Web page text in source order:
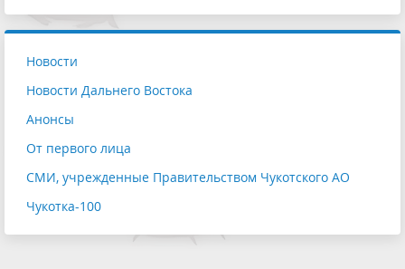
Новости
Новости Дальнего Востока
Анонсы
От первого лица
СМИ, учрежденные Правительством Чукотского АО
Чукотка-100